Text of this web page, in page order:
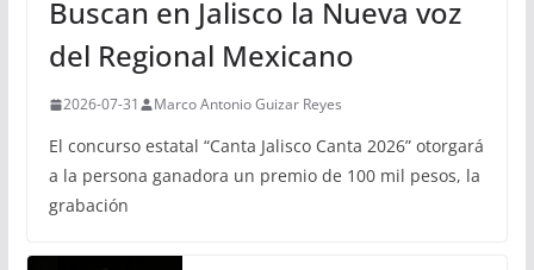
Buscan en Jalisco la Nueva voz
del Regional Mexicano
2026-07-31 Marco Antonio Guizar Reyes
El concurso estatal “Canta Jalisco Canta 2026” otorgará
a la persona ganadora un premio de 100 mil pesos, la
grabación